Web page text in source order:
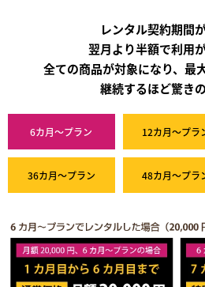
レンタル契約期間
翌月より半額で利用
全ての商品が対象になり、最
継続するほど驚き
6カ月～プラン 12カ月～プラ
36カ月～プラン 48カ月～プラ